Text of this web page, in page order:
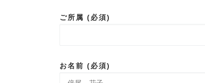
ご所属 (必須)
お名前 (必須)